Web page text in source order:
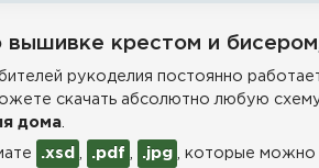
вышивке крестом и
рукоделия постоянно
скачать абсолютно любую
дома
.xsd .pdf .jpg , которые можно